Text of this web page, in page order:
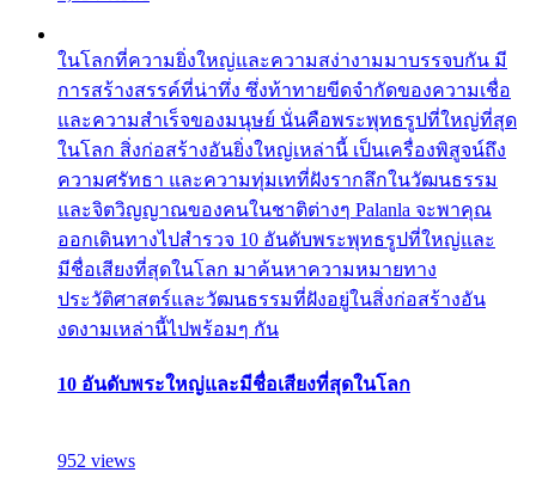
ในโลกที่ความยิ่งใหญ่และความสง่างามมาบรรจบกัน มี
การสร้างสรรค์ที่น่าทึ่ง ซึ่งท้าทายขีดจำกัดของความเชื่อ
และความสำเร็จของมนุษย์ นั่นคือพระพุทธรูปที่ใหญ่ที่สุด
ในโลก สิ่งก่อสร้างอันยิ่งใหญ่เหล่านี้ เป็นเครื่องพิสูจน์ถึง
ความศรัทธา และความทุ่มเทที่ฝังรากลึกในวัฒนธรรม
และจิตวิญญาณของคนในชาติต่างๆ Palanla จะพาคุณ
ออกเดินทางไปสำรวจ 10 อันดับพระพุทธรูปที่ใหญ่และ
มีชื่อเสียงที่สุดในโลก มาค้นหาความหมายทาง
ประวัติศาสตร์และวัฒนธรรมที่ฝังอยู่ในสิ่งก่อสร้างอัน
งดงามเหล่านี้ไปพร้อมๆ กัน
10 อันดับพระใหญ่และมีชื่อเสียงที่สุดในโลก
952 views